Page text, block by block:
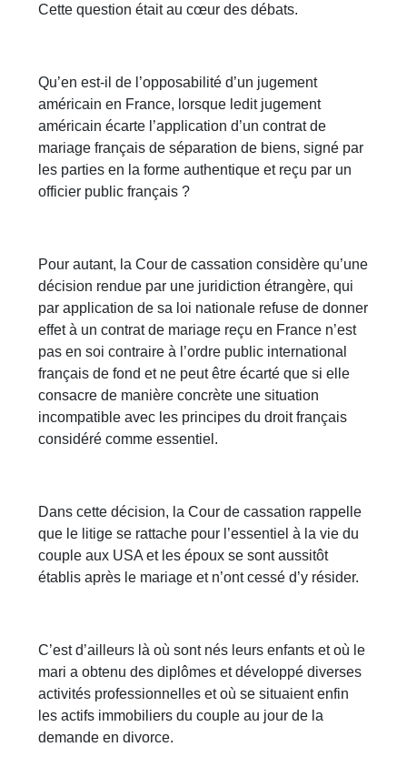
Cette question était au cœur des débats.
Qu’en est-il de l’opposabilité d’un jugement
américain en France, lorsque ledit jugement
américain écarte l’application d’un contrat de
mariage français de séparation de biens, signé par
les parties en la forme authentique et reçu par un
officier public français ?
Pour autant, la Cour de cassation considère qu’une
décision rendue par une juridiction étrangère, qui
par application de sa loi nationale refuse de donner
effet à un contrat de mariage reçu en France n’est
pas en soi contraire à l’ordre public international
français de fond et ne peut être écarté que si elle
consacre de manière concrète une situation
incompatible avec les principes du droit français
considéré comme essentiel.
Dans cette décision, la Cour de cassation rappelle
que le litige se rattache pour l’essentiel à la vie du
couple aux USA et les époux se sont aussitôt
établis après le mariage et n’ont cessé d’y résider.
C’est d’ailleurs là où sont nés leurs enfants et où le
mari a obtenu des diplômes et développé diverses
activités professionnelles et où se situaient enfin
les actifs immobiliers du couple au jour de la
demande en divorce.